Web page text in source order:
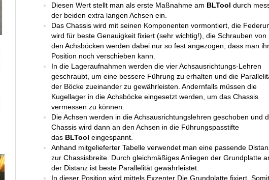
Diesen Wert stellt man als erste Maßnahme am BLTool durch
der beiden extra langen Achsen ein.
Das Chassis wird mit seinen Komponenten vormontiert, die
wird für beste Genauigkeit fixiert (sehr wichtig!), die Schrauben von
den Achsböcken werden dabei nur so fest angezogen, dass man
Position noch verschieben kann.
In die Lageraufnahmen werden die vier Achsausrichtungs-Lehren
geschraubt, um eine bessere Führung zu erhalten und die
der Böcke zueinander zu gewährleisten. Andernfalls müssen die
Kugellager in die Achsböcke eingesetzt werden, um das Chassis
vermessen zu können.
Die Achsen werden in die Achsausrichtungslehren geschoben und
Chassis wird dann an den Achsen in die Führungspasstifte
das BLTool eingespannt.
Anhand mitgelieferter Tabelle verwendet man eine passende
zur Chassisbreite. Durch gleichmäßiges Anliegen der Grundplatte
der Distanz ist beste Parallelität gewährleistet.
In dieser Position wird mittels Exzenter Die Grundplatte fixiert. Somit